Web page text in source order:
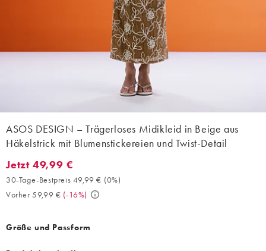
ASOS DESIGN – Trägerloses Midikleid in Beige aus
Häkelstrick mit Blumenstickereien und Twist-Detail
Jetzt 49,99 €. 30-Tage-Bestpreis 49,99 € (0%). Vorher 59,99 €.
Jetzt 49,99 €
30-Tage-Bestpreis 49,99 € (0%)
Vorher 59,99 € (-16%)
Größe und Passform